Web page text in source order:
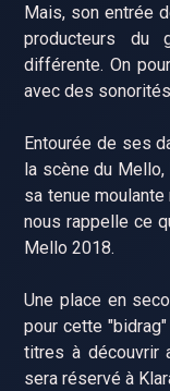
Mais, son entrée
producteurs du
différente. On
avec des
Entourée de ses
la scène du Mello,
sa tenue
nous rappelle ce
Mello 2018.
Une place en
pour cette
titres à découvrir
sera réservé à